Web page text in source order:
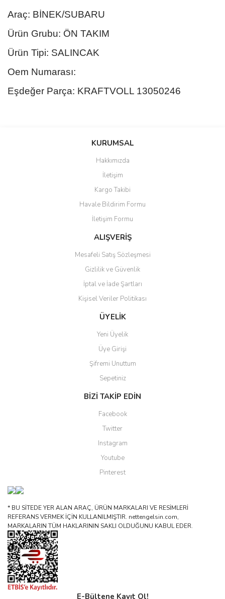
Araç: BİNEK/SUBARU
Ürün Grubu: ÖN TAKIM
Ürün Tipi: SALINCAK
Oem Numarası:
Eşdeğer Parça: KRAFTVOLL 13050246
Bu ürüne ilk yorumu siz yapın!
Yorum Yaz
Ürün resmi kalitesiz, bozuk veya görüntülenemiyor.
Ürün açıklamasında eksik bilgiler bulunuyor.
Ürün bilgilerinde hatalar bulunuyor.
Ürün fiyatı diğer sitelerden daha pahalı.
Bu ürüne benzer farklı alternatifler olmalı.
Gönder
KURUMSAL
Hakkımızda
İletişim
Kargo Takibi
Havale Bildirim Formu
İletişim Formu
ALIŞVERİŞ
Mesafeli Satış Sözleşmesi
Gizlilik ve Güvenlik
İptal ve İade Şartları
Kişisel Veriler Politikası
ÜYELİK
Yeni Üyelik
Üye Girişi
Şifremi Unuttum
Sepetiniz
BİZİ TAKİP EDİN
Facebook
Twitter
Instagram
Youtube
Pinterest
* BU SİTEDE YER ALAN ARAÇ, ÜRÜN MARKALARI VE RESİMLERİ
REFERANS VERMEK İÇİN KULLANILMIŞTIR. nettengelsin.com,
MARKALARIN TÜM HAKLARININ SAKLI OLDUĞUNU KABUL EDER.
E-Bültene Kayıt Ol!